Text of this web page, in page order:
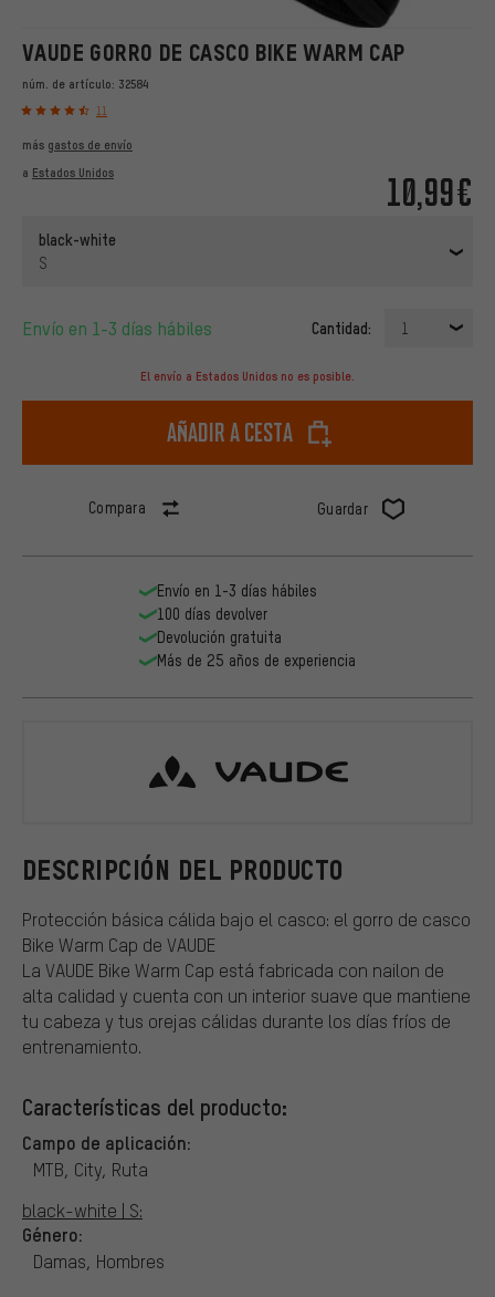
VAUDE GORRO DE CASCO BIKE WARM CAP
núm. de artículo: 32584
11
10,99€
más gastos de envío
a Estados Unidos
black-white
S
Envío en 1-3 días hábiles Cantidad: 1
El envío a Estados Unidos no es posible.
Añadir a cesta
Compara Guardar
DESCRIPCIÓN DEL PRODUCTO
Protección básica cálida bajo el casco: el gorro de casco
Bike Warm Cap de VAUDE
La VAUDE Bike Warm Cap está fabricada con nailon de
alta calidad y cuenta con un interior suave que mantiene
tu cabeza y tus orejas cálidas durante los días fríos de
entrenamiento.
Características del producto:
Campo de aplicación:
MTB, City, Ruta
black-white | S:
Género:
Damas, Hombres
Envío en 1-3 días hábiles
100 días devolver
Devolución gratuita
Más de 25 años de experiencia
VAUDE